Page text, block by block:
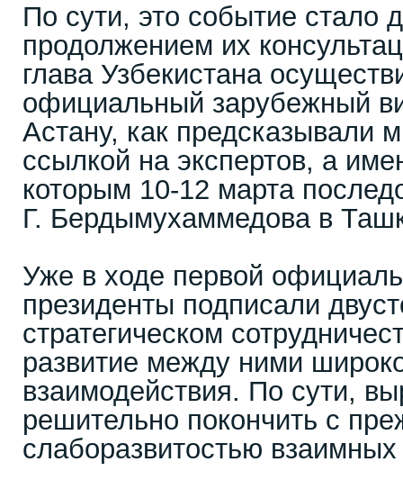
По сути, это событие стало
продолжением их
глава Узбекистана
официальный зарубежный
Астану, как предсказывали
ссылкой на экспертов, а
которым 10-12 марта
Г. Бердымухаммедова в
Уже в ходе первой
президенты подписали
стратегическом
развитие между ними
взаимодействия. По сути,
решительно покончить с
слаборазвитостью взаимных